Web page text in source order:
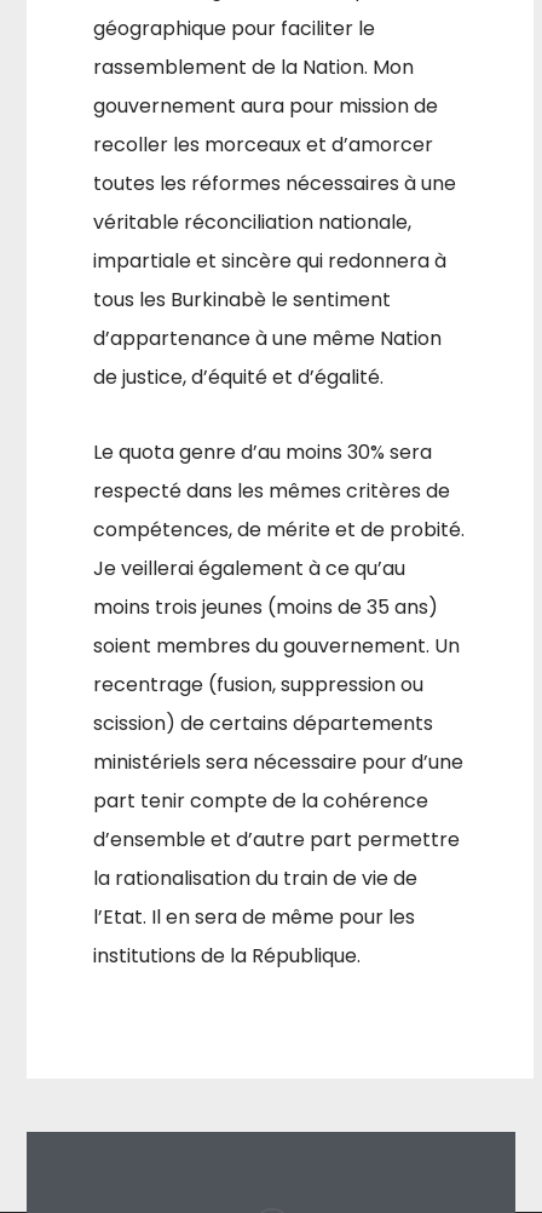
géographique pour faciliter le
rassemblement de la Nation. Mon
gouvernement aura pour mission de
recoller les morceaux et d’amorcer
toutes les réformes nécessaires à une
véritable réconciliation nationale,
impartiale et sincère qui redonnera à
tous les Burkinabè le sentiment
d’appartenance à une même Nation
de justice, d’équi­té et d’égalité.
Le quota genre d’au moins 30% sera
respecté dans les mêmes critères de
compétences, de mérite et de probité.
Je veillerai également à ce qu’au
moins trois jeunes (moins de 35 ans)
soient membres du gou­vernement. Un
recentrage (fusion, suppression ou
scission) de certains départements
ministériels sera nécessaire pour d’une
part tenir compte de la cohérence
d’ensemble et d’autre part permettre
la rationalisation du train de vie de
l’Etat. Il en sera de même pour les
institutions de la République.